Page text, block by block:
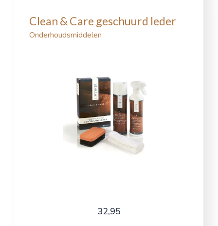
Clean & Care geschuurd leder
Onderhoudsmiddelen
32,95